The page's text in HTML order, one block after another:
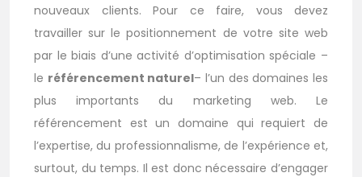
nouveaux clients. Pour ce faire, vous devez
travailler sur le positionnement de votre site web
par le biais d’une activité d’optimisation spéciale –
le référencement naturel– l’un des domaines les
plus importants du marketing web. Le
référencement est un domaine qui requiert de
l’expertise, du professionnalisme, de l’expérience et,
surtout, du temps. Il est donc nécessaire d’engager